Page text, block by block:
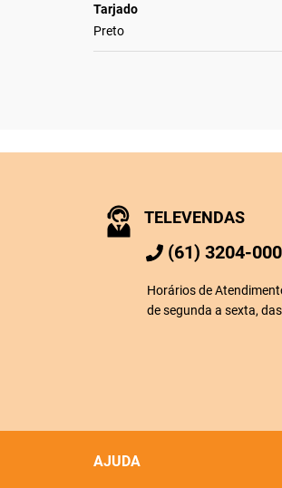
Tarjado
Preto
TELEVENDAS
(61) 3204-
Horários de
de segunda a sexta,
AJUDA